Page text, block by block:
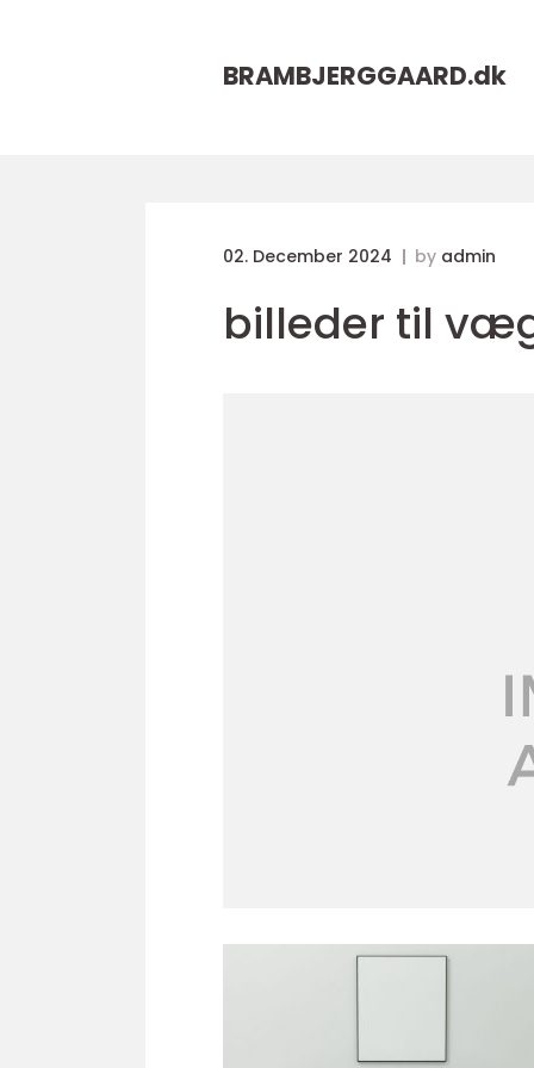
BRAMBJERGGAARD.dk
02. December 2024 by admin
billeder til